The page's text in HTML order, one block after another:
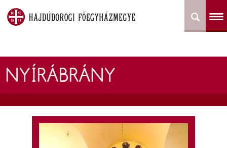
NYÍRÁBRÁNY